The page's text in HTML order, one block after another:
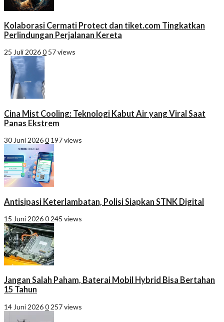
Kolaborasi Cermati Protect dan tiket.com Tingkatkan
Perlindungan Perjalanan Kereta
25 Juli 20260 57 views
Cina Mist Cooling: Teknologi Kabut Air yang Viral Saat
Panas Ekstrem
30 Juni 20260 197 views
Antisipasi Keterlambatan, Polisi Siapkan STNK Digital
15 Juni 20260 245 views
Jangan Salah Paham, Baterai Mobil Hybrid Bisa Bertahan
15 Tahun
14 Juni 20260 257 views